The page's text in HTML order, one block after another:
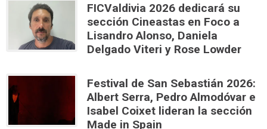
FICValdivia 2026 dedicará su
sección Cineastas en Foco a
Lisandro Alonso, Daniela
Delgado Viteri y Rose Lowder
Festival de San Sebastián 2026:
Albert Serra, Pedro Almodóvar e
Isabel Coixet lideran la sección
Made in Spain